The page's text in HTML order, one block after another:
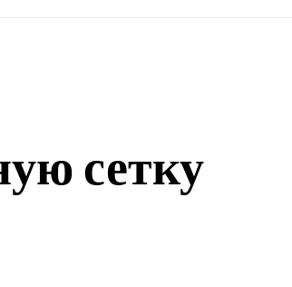
сетку